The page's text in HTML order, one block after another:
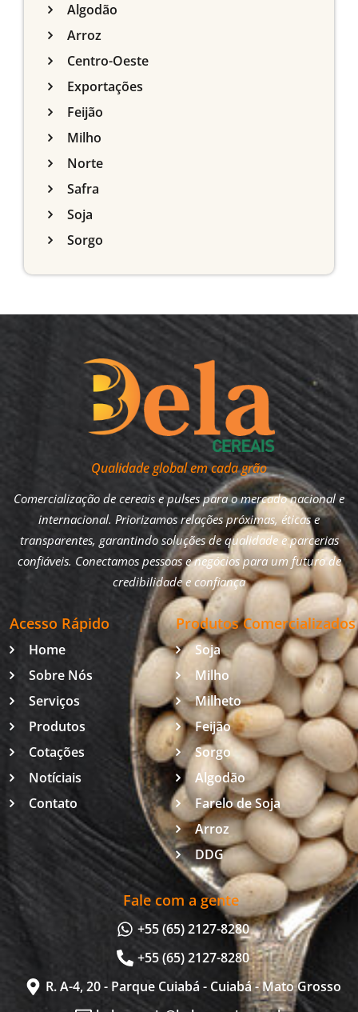
Algodão
Arroz
Centro-Oeste
Exportações
Feijão
Milho
Norte
Safra
Soja
Sorgo
Qualidade global em cada grão
Comercialização de cereais e pulses para o mercado nacional e
internacional. Priorizamos relações próximas, éticas e
transparentes, garantindo soluções de qualidade e parcerias
confiáveis. Conectamos pessoas e negócios para um futuro de
credibilidade e confiança
Acesso Rápido
Home
Sobre Nós
Serviços
Produtos
Cotações
Notíciais
Contato
Produtos Comercializados
Soja
Milho
Milheto
Feijão
Sorgo
Algodão
Farelo de Soja
Arroz
DDG
Fale com a gente
+55 (65) 2127-8280
+55 (65) 2127-8280
R. A-4, 20 - Parque Cuiabá - Cuiabá - Mato Grosso